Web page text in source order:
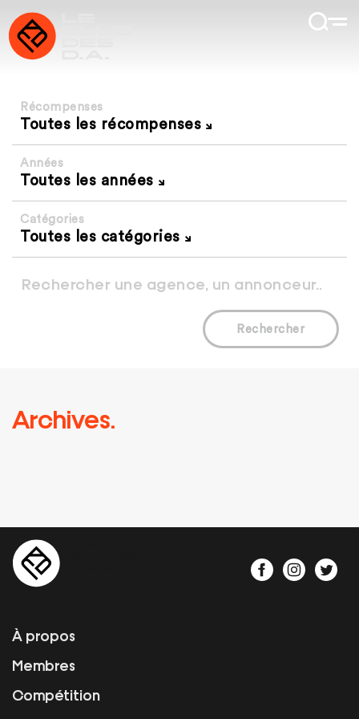
Récompenses
Toutes les récompenses
Années
Toutes les années
Catégories
Toutes les catégories
Rechercher
Archives.
À propos
Membres
Compétition